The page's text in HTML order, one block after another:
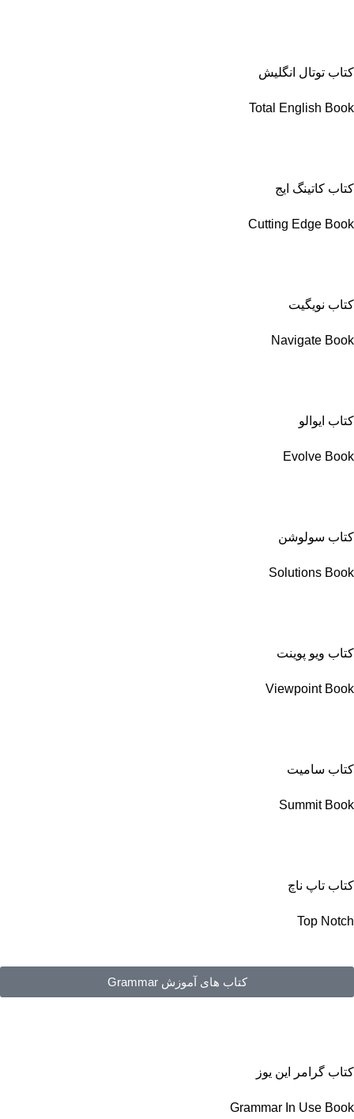
کتاب توتال انگلیش
Total English Book
کتاب کاتینگ ایج
Cutting Edge Book
کتاب نویگیت
Navigate Book
کتاب ایوالو
Evolve Book
کتاب سولوشن
Solutions Book
کتاب ویو پوینت
Viewpoint Book
کتاب سامیت
Summit Book
کتاب تاپ ناچ
Top Notch
کتاب های آموزش Grammar
کتاب گرامر این یوز
Grammar In Use Book